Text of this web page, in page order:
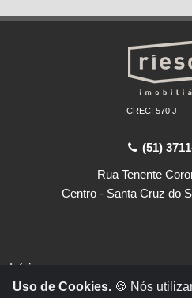
CRECI 570 J
(51)
Rua Tenente
Centro - Santa Cruz do
Início
Empresa
Uso de Cookies. 🍪 Nós